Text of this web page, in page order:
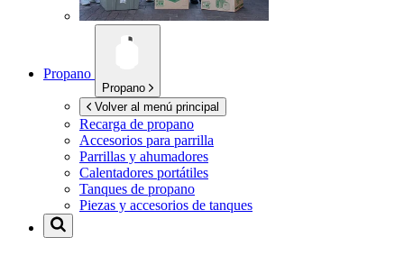
Propano
Propano
Volver al menú principal
Recarga de propano
Accesorios para parrilla
Parrillas y ahumadores
Calentadores portátiles
Tanques de propano
Piezas y accesorios de tanques